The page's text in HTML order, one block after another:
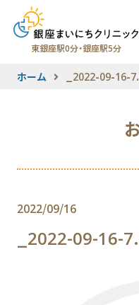
東銀座駅0分・銀座駅5分
ホーム _2022-09-16-
2022/09/16
_2022-09-16-